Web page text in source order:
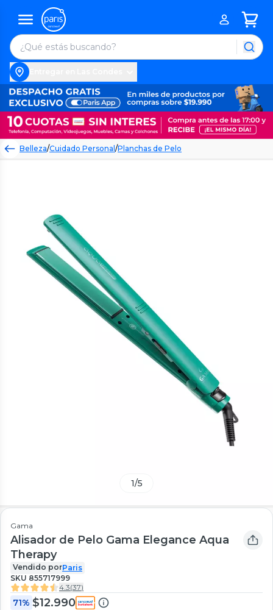
Belleza/Cuidado Personal/Planchas de Pelo
1/5
Gama
Alisador de Pelo Gama Elegance Aqua
Therapy
Vendido porParis
SKU 855717999
4.3(37)
71% $12.990